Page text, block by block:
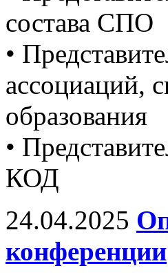
состава СПО
•
ассоциаций,
образования
•
КОД
24.04.2025
конференции